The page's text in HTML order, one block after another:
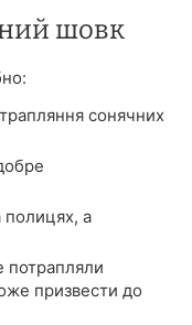
шовк
сонячних
полицях, а
потрапляли
призвести до